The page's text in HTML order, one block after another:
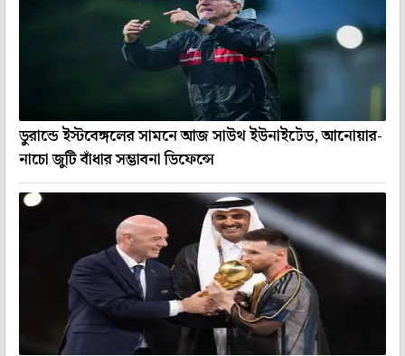
ডুরান্ডে ইস্টবেঙ্গলের সামনে আজ সাউথ ইউনাইটেড, আনোয়ার-
নাচো জুটি বাঁধার সম্ভাবনা ডিফেন্সে